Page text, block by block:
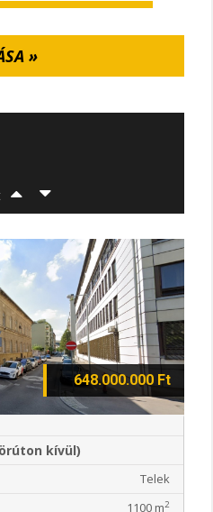
»
648.000.000 Ft
kívül)
Telek
1100 m2